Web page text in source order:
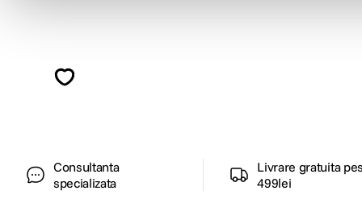
Consultanta
specializata
Livrare gratuita
499lei